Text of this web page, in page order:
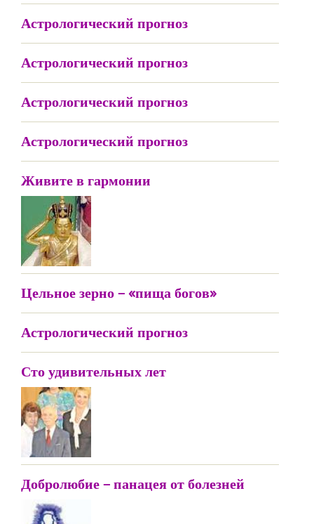
Астрологический прогноз
Астрологический прогноз
Астрологический прогноз
Астрологический прогноз
Живите в гармонии
Цельное зерно – «пища богов»
Астрологический прогноз
Сто удивительных лет
Добролюбие – панацея от болезней